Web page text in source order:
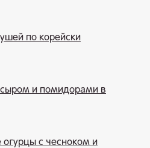
по корейски
и помидорами в
с чесноком и